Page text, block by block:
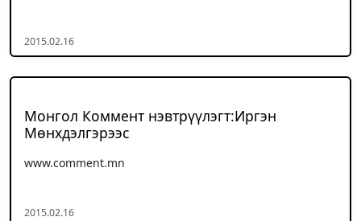
2015.02.16
Монгол Коммент нэвтрүүлэгт:Иргэн
Мөнхдэлгэрээс
www.comment.mn
2015.02.16